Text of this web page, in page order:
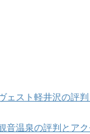
ェスト軽井沢の評
温泉の評判とアク